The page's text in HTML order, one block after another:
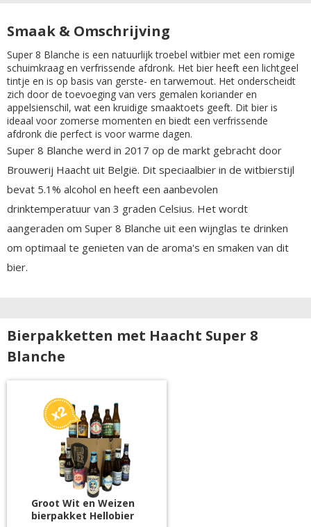
Smaak & Omschrijving
Super 8 Blanche is een natuurlijk troebel witbier met een romige
schuimkraag en verfrissende afdronk. Het bier heeft een lichtgeel
tintje en is op basis van gerste- en tarwemout. Het onderscheidt
zich door de toevoeging van vers gemalen koriander en
appelsienschil, wat een kruidige smaaktoets geeft. Dit bier is
ideaal voor zomerse momenten en biedt een verfrissende
afdronk die perfect is voor warme dagen.
Super 8 Blanche werd in 2017 op de markt gebracht door
Brouwerij Haacht uit België. Dit speciaalbier in de witbierstijl
bevat 5.1% alcohol en heeft een aanbevolen
drinktemperatuur van 3 graden Celsius. Het wordt
aangeraden om Super 8 Blanche uit een wijnglas te drinken
om optimaal te genieten van de aroma's en smaken van dit
bier.
Bierpakketten met Haacht Super 8
Blanche
Groot Wit en Weizen
bierpakket Hellobier